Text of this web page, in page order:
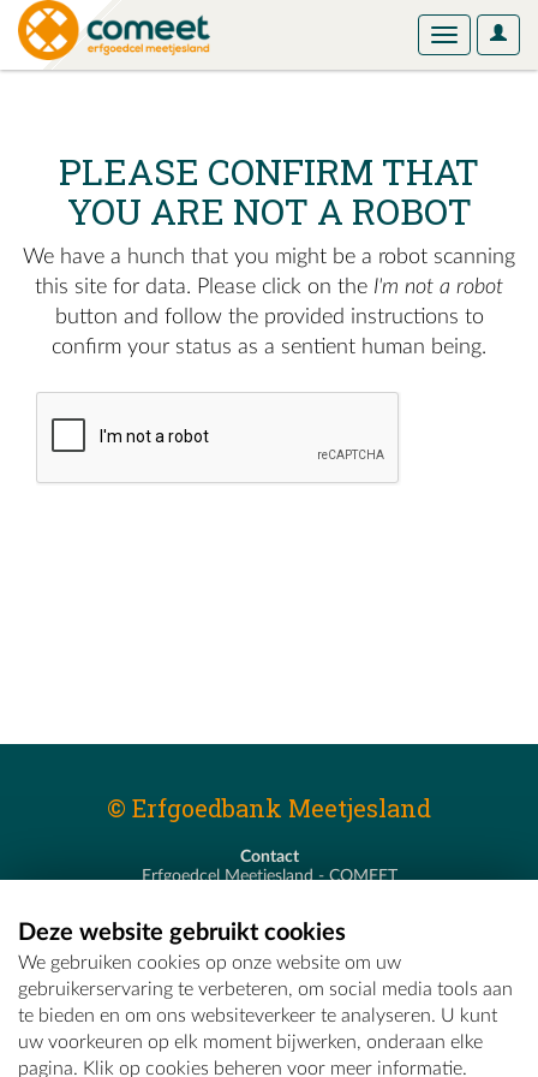
User
Toggle
PLEASE CONFIRM THAT
YOU ARE NOT A ROBOT
We have a hunch that you might be a robot scanning
this site for data. Please click on the I'm not a robot
button and follow the provided instructions to
confirm your status as a sentient human being.
© Erfgoedbank Meetjesland
Contact
Erfgoedcel Meetjesland - COMEET
T - 09 373 75 96
E -erfgoedcel@comeet.be
Deze website gebruikt cookies
We gebruiken cookies op onze website om uw
gebruikerservaring te verbeteren, om social media tools aan
te bieden en om ons websiteverkeer te analyseren. U kunt
uw voorkeuren op elk moment bijwerken, onderaan elke
pagina. Klik op cookies beheren voor meer informatie.